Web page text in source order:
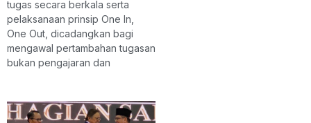
tugas secara berkala serta
pelaksanaan prinsip One In,
One Out, dicadangkan bagi
mengawal pertambahan tugasan
bukan pengajaran dan